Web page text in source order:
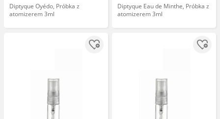
Diptyque Oyédo, Próbka z
atomizerem 3ml
Diptyque Eau de Minthe, Próbka z
atomizerem 3ml